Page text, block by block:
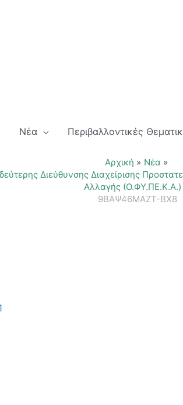
Νέα Περιβαλλοντικές
Αρχική
Νέα
Διεύθυνσης Διαχείρισης
Αλλαγής (Ο.ΦΥ.ΠΕ.Κ.Α.)
9ΒΑΨ46ΜΑΖΤ-ΒΧ8